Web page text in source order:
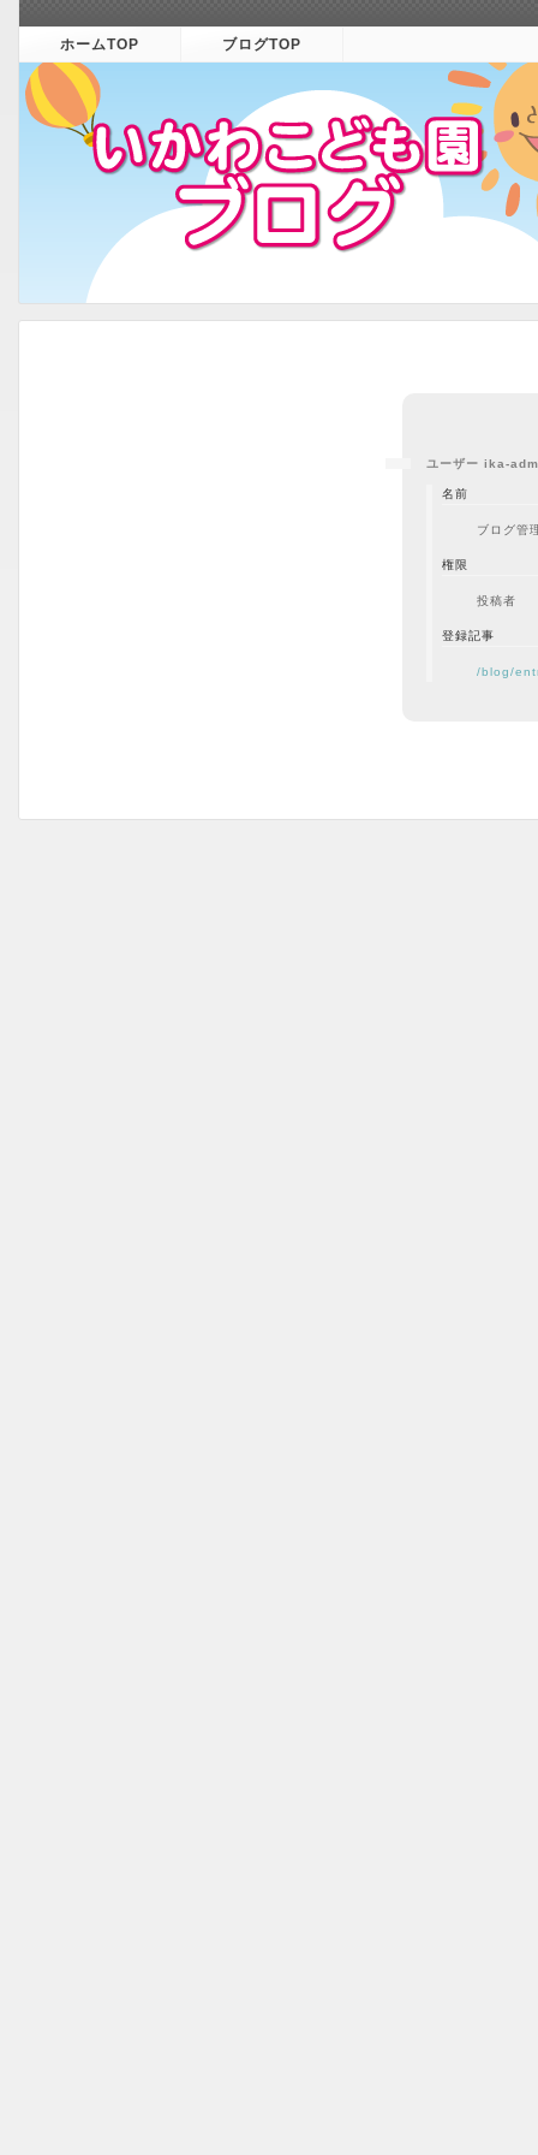
ホームTOP ブログTOP
ユーザー ika-
名前
ブログ管
権限
投稿者
登録記事
/blog/